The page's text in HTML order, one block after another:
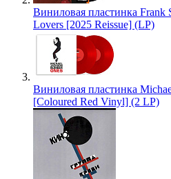
Виниловая пластинка Frank
Lovers [2025 Reissue] (LP)
Виниловая пластинка
[Coloured Red Vinyl] (2 LP)